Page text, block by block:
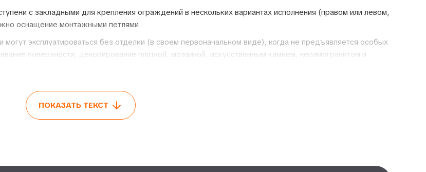
с закладными для крепления ограждений в нескольких вариантах исполнения (правом или левом,
оснащение монтажными петлями.
эксплуатироваться без отделки (в своем первоначальном виде), когда не предъявляется особых
поверхности, декорирование плиткой, мозаикой, искусственным камнем, керамогранитом и
строительных работ за счет следующих своих достоинств:
ПОКАЗАТЬ ТЕКСТ